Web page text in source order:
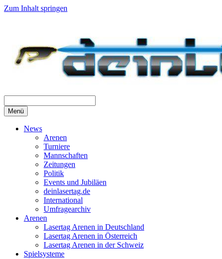
Zum Inhalt springen
Menü
News
Arenen
Turniere
Mannschaften
Zeitungen
Politik
Events und Jubiläen
deinlasertag.de
International
Umfragearchiv
Arenen
Lasertag Arenen in Deutschland
Lasertag Arenen in Österreich
Lasertag Arenen in der Schweiz
Spielsysteme